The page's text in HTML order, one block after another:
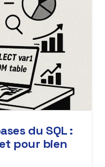
du SQL :
pour bien